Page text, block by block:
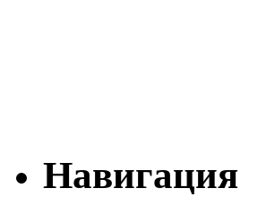
Навигация